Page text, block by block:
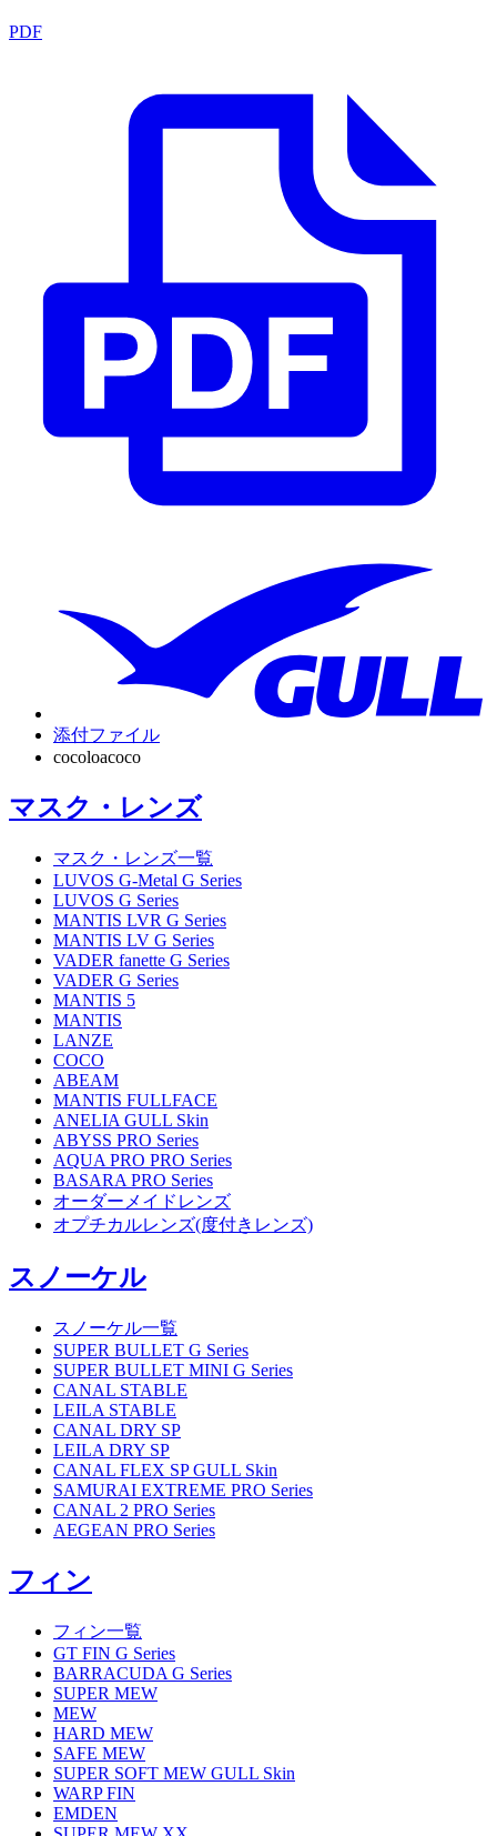
PDF
添付ファイル
cocoloacoco
マスク・レンズ
マスク・レンズ一覧
LUVOS G-Metal G Series
LUVOS G Series
MANTIS LVR G Series
MANTIS LV G Series
VADER fanette G Series
VADER G Series
MANTIS 5
MANTIS
LANZE
COCO
ABEAM
MANTIS FULLFACE
ANELIA GULL Skin
ABYSS PRO Series
AQUA PRO PRO Series
BASARA PRO Series
オーダーメイドレンズ
オプチカルレンズ(度付きレンズ)
スノーケル
スノーケル一覧
SUPER BULLET G Series
SUPER BULLET MINI G Series
CANAL STABLE
LEILA STABLE
CANAL DRY SP
LEILA DRY SP
CANAL FLEX SP GULL Skin
SAMURAI EXTREME PRO Series
CANAL 2 PRO Series
AEGEAN PRO Series
フィン
フィン一覧
GT FIN G Series
BARRACUDA G Series
SUPER MEW
MEW
HARD MEW
SAFE MEW
SUPER SOFT MEW GULL Skin
WARP FIN
EMDEN